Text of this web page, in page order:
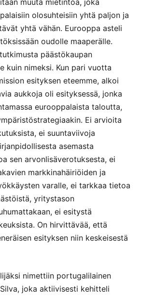
olosuhteisiin yhtä paljon ja
yhtä vähän. Eurooppa asteli
oudolle maaperälle.
päästökaupan
kuin nimeksi. Kun pari vuotta
esityksen eteemme, alkoi
aukkoja oli esityksessä, jonka
eurooppalaista taloutta,
Ei arvioita
ei suuntaviivoja
asemasta
sen arvonlisäverotuksesta, ei
markkinahäiriöiden ja
varalle, ei tarkkaa tietoa
yritystason
ei esitystä
On hirvittävää, että
esityksen niin keskeisestä
nimettiin portugalilainen
joka aktiivisesti kehitteli